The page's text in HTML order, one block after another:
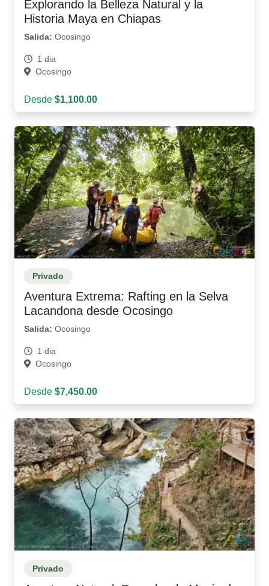
Explorando la Belleza Natural y la
Historia Maya en Chiapas
Salida: Ocosingo
1 dia
Ocosingo
Desde $1,100.00
Privado
Aventura Extrema: Rafting en la Selva
Lacandona desde Ocosingo
Salida: Ocosingo
1 dia
Ocosingo
Desde $7,450.00
Privado